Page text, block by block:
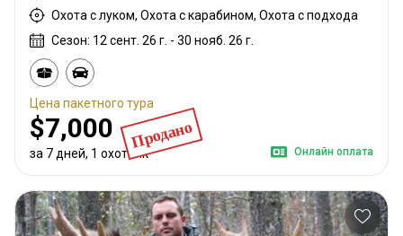
Охота с луком, Охота с карабином, Охота с подхода
Сезон: 12 сент. 26 г. - 30 нояб. 26 г.
Продано
Цена пакетного тура
$7,000
за 7 дней, 1 охотник Онлайн оплата